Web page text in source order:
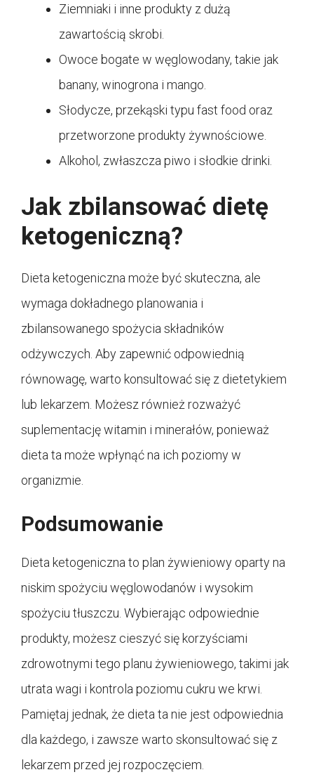
Ziemniaki i inne produkty z dużą
zawartością skrobi.
Owoce bogate w węglowodany, takie jak
banany, winogrona i mango.
Słodycze, przekąski typu fast food oraz
przetworzone produkty żywnościowe.
Alkohol, zwłaszcza piwo i słodkie drinki.
Jak zbilansować dietę
ketogeniczną?
Dieta ketogeniczna może być skuteczna, ale
wymaga dokładnego planowania i
zbilansowanego spożycia składników
odżywczych. Aby zapewnić odpowiednią
równowagę, warto konsultować się z dietetykiem
lub lekarzem. Możesz również rozważyć
suplementację witamin i minerałów, ponieważ
dieta ta może wpłynąć na ich poziomy w
organizmie.
Podsumowanie
Dieta ketogeniczna to plan żywieniowy oparty na
niskim spożyciu węglowodanów i wysokim
spożyciu tłuszczu. Wybierając odpowiednie
produkty, możesz cieszyć się korzyściami
zdrowotnymi tego planu żywieniowego, takimi jak
utrata wagi i kontrola poziomu cukru we krwi.
Pamiętaj jednak, że dieta ta nie jest odpowiednia
dla każdego, i zawsze warto skonsultować się z
lekarzem przed jej rozpoczęciem.